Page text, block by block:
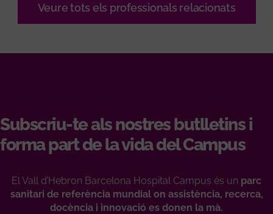
Veure tots els professionals relacionats
Subscriu-te als nostres butlletins i
forma part de la vida del Campus
El Vall d’Hebron Barcelona Hospital Campus és un parc
sanitari de referència mundial on assistència, recerca,
docència i innovació es donen la mà.